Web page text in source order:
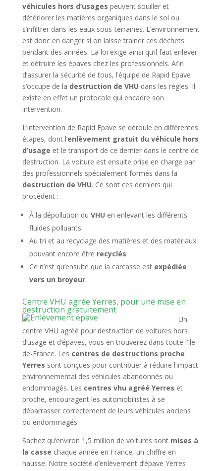
véhicules hors d’usages peuvent souiller et
détériorer les matières organiques dans le sol ou
s’infiltrer dans les eaux sous-terraines. L’environnement
est donc en danger si on laisse trainer ces déchets
pendant des années. La loi exige ainsi qu’il faut enlever
et détruire les épaves chez les professionnels. Afin
d’assurer la sécurité de tous, l’équipe de Rapid Epave
s’occupe de la destruction de VHU dans les règles. Il
existe en effet un protocole qui encadre son
intervention.
L’intervention de Rapid Epave se déroule en différentes
étapes, dont l’enlèvement gratuit du véhicule hors
d’usage et le transport de ce dernier dans le centre de
destruction. La voiture est ensuite prise en charge par
des professionnels spécialement formés dans la
destruction de VHU. Ce sont ces derniers qui
procèdent :
À la dépollution du VHU en enlevant les différents
fluides polluants
Au tri et au recyclage des matières et des matériaux
pouvant encore être recyclés
Ce n’est qu’ensuite que la carcasse est expédiée
vers un broyeur.
Centre VHU agrée Yerres, pour une mise en
destruction gratuitement
Un
centre VHU agréé pour destruction de voitures hors
d’usage et d’épaves, vous en trouverez dans toute l’Ile-
de-France. Les centres de destructions proche
Yerres sont conçues pour contribuer à réduire l’impact
environnemental des véhicules abandonnés ou
endommagés. Les centres vhu agréé Yerres et
proche, encouragent les automobilistes à se
débarrasser correctement de leurs véhicules anciens
ou endommagés.
Sachez qu’environ 1,5 million de voitures sont mises à
la casse chaque année en France, un chiffre en
hausse. Notre société d’enlèvement d’épave Yerres